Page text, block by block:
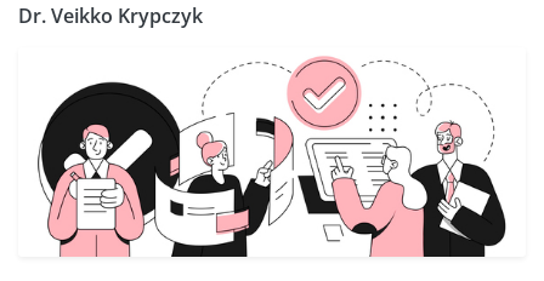
Dr. Veikko Krypczyk